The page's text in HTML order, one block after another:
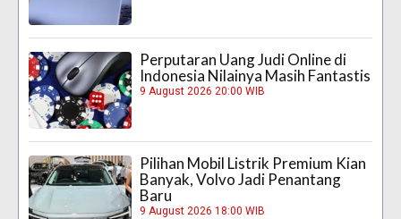
Perputaran Uang Judi Online di
Indonesia Nilainya Masih Fantastis
9 August 2026 20:00 WIB
Pilihan Mobil Listrik Premium Kian
Banyak, Volvo Jadi Penantang
Baru
9 August 2026 18:00 WIB